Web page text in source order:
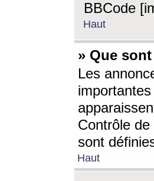
BBCode
Haut
» Que
Les
Contrôle de
sont
Haut